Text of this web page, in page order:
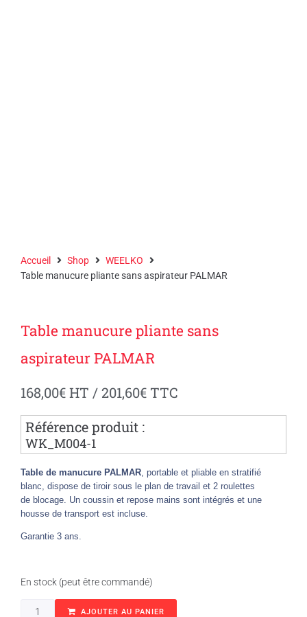
Accueil Shop
WEELKO
Table manucure pliante sans aspirateur PALMAR
Table manucure pliante sans
aspirateur PALMAR
168,00€HT /201,60€ TTC
Référence produit :
WK_M004-1
Table de manucure PALMAR, portable et pliable en stratifié
blanc, dispose de tiroir sous le plan de travail et 2 roulettes
de blocage. Un coussin et repose mains sont intégrés et une
housse de transport est incluse.
Garantie 3 ans.
En stock (peut être commandé)
AJOUTER AU PANIER